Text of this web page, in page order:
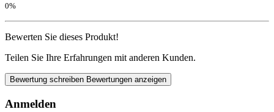
0%
Bewerten Sie dieses Produkt!
Teilen Sie Ihre Erfahrungen mit anderen Kunden.
Bewertung schreiben Bewertungen anzeigen
Anmelden